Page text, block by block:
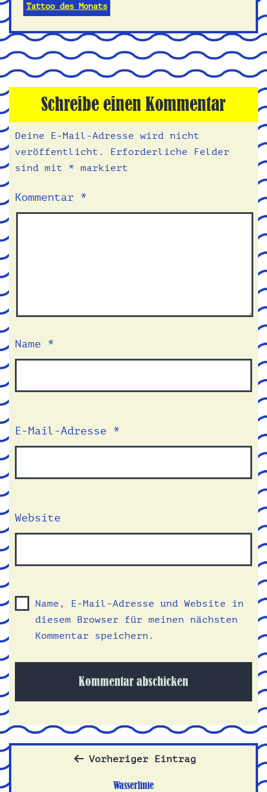
Tattoo des Monats
Schreibe einen Kommentar
Deine E-Mail-Adresse wird nicht
veröffentlicht.
Erforderliche Felder
sind mit * markiert
Kommentar *
Name *
E-Mail-Adresse *
Website
Name, E-Mail-Adresse und Website in
diesem Browser für meinen nächsten
Kommentar speichern.
Beitragsnavigation
Vorheriger Eintrag
Wasserlinie